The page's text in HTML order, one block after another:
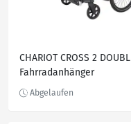
CHARIOT CROSS 2
Fahrradanhänger